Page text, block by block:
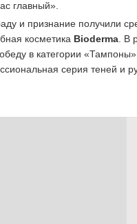
главный».
и признание получили
косметика Bioderma. В
в категории
серия теней и